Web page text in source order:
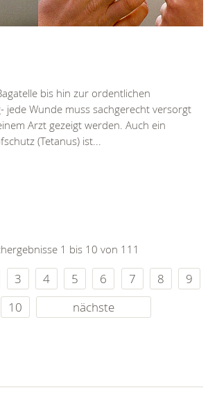
bis hin zur ordentlichen
jede Wunde muss sachgerecht versorgt
Arzt gezeigt werden. Auch ein
(Tetanus) ist...
1 bis 10 von 111
3 4 5 6 7 8
9
10
nächste